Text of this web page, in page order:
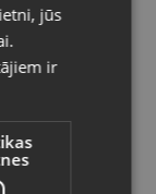
uz jūs
ir